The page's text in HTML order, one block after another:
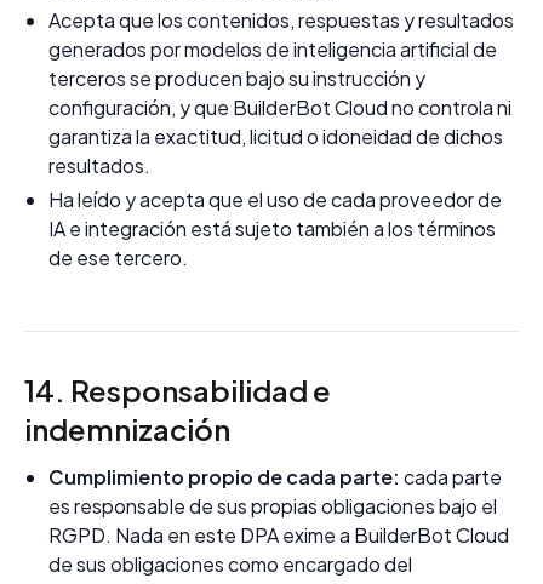
Acepta que los contenidos, respuestas y resultados
generados por modelos de inteligencia artificial de
terceros se producen bajo su instrucción y
configuración, y que BuilderBot Cloud no controla ni
garantiza la exactitud, licitud o idoneidad de dichos
resultados.
Ha leído y acepta que el uso de cada proveedor de
IA e integración está sujeto también a los términos
de ese tercero.
14. Responsabilidad e
indemnización
Cumplimiento propio de cada parte: cada parte
es responsable de sus propias obligaciones bajo el
RGPD. Nada en este DPA exime a BuilderBot Cloud
de sus obligaciones como encargado del